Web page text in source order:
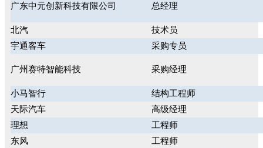
广东中元创新科技有限公司 总经理
北汽
技术员
宇通客车
采购专员
广州赛特智能科技 采购经理
小马智行
结构工程师
天际汽车
高级经理
理想
工程师
东风
工程师